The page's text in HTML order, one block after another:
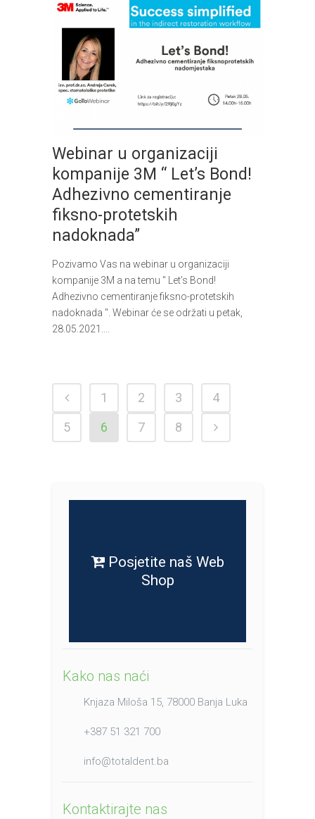
Webinar u organizaciji
kompanije 3M “ Let’s Bond!
Adhezivno cementiranje
fiksno-protetskih
nadoknada”
Pozivamo Vas na webinar u organizaciji
kompanije 3M a na temu " Let’s Bond!
Adhezivno cementiranje fiksno-protetskih
nadoknada ". Webinar će se održati u petak,
28.05.2021....
1 2 3
4
5
6 7 8
Posjetite naš Web
Shop
Kako nas naći
Knjaza Miloša 15, 78000 Banja Luka
+387 51 321 700
info@totaldent.ba
Kontaktirajte nas